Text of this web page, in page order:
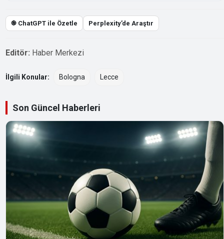
֎ ChatGPT ile Özetle Perplexity’de Araştır
Editör: Haber Merkezi
İlgili Konular: Bologna Lecce
Son Güncel Haberleri